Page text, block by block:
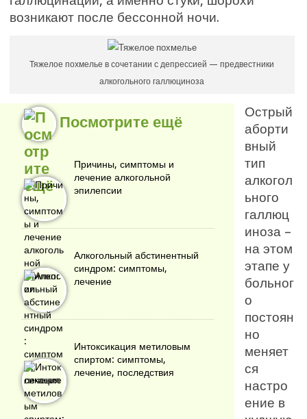
возникают после бессонной ночи.
Тяжелое похмелье в сочетании с депрессией — предвестники
алкогольного галлюциноза
Посмотрите ещё
Причины, симптомы и
лечение алкогольной
эпилепсии
Алкогольный абстинентный
синдром: симптомы,
лечение
Интоксикация метиловым
спиртом: симптомы,
лечение, последствия
Острый
аборти
вный
тип
алкогол
ьного
галлюц
иноза –
на этом
этапе у
больног
о
постоян
но
меняет
ся
настро
ение в